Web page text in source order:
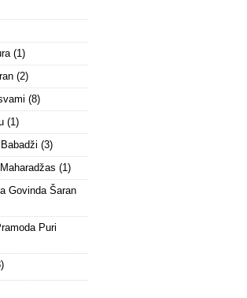
(1)
(2)
(8)
(1)
(3)
(1)
Govinda Šaran
Puri